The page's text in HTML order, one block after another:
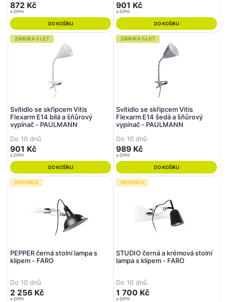
872 Kč
s DPH
DO KOŠÍKU
901 Kč
s DPH
DO KOŠÍKU
ZÁRUKA 5 LET
Svítidlo se skřipcem Vitis
Flexarm E14 bílá a šňůrový
vypínač - PAULMANN
Do 10 dnů
901 Kč
s DPH
DO KOŠÍKU
ZÁRUKA 5 LET
Svítidlo se skřipcem Vitis
Flexarm E14 šedá a šňůrový
vypínač - PAULMANN
Do 10 dnů
989 Kč
s DPH
DO KOŠÍKU
NOVINKA
PEPPER černá stolní lampa s
klipem - FARO
Do 10 dnů
2 256 Kč
s DPH
NOVINKA
STUDIO černá a krémová stolní
lampa s klipem - FARO
Do 10 dnů
1 700 Kč
s DPH